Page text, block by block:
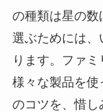
の種類は星の数
選ぶためには、
ります。ファ
様々な製品を
のコツを、惜し